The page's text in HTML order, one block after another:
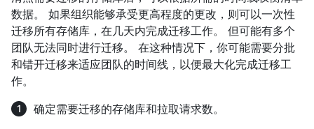
数据。 如果组织能够承受更高程度的更改，则可以一次性
迁移所有存储库，在几天内完成迁移工作。 但可能有多个
团队无法同时进行迁移。 在这种情况下，你可能需要分批
和错开迁移来适应团队的时间线，以便最大化完成迁移工
作。
确定需要迁移的存储库和拉取请求数。